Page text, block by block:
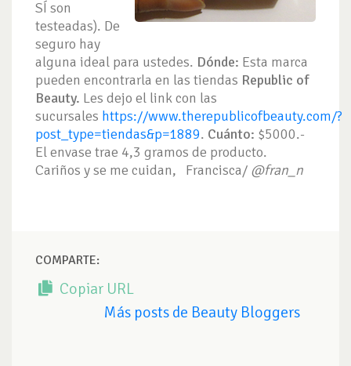
SÍ son
testeadas). De
seguro hay
alguna ideal para ustedes. Dónde: Esta marca
pueden encontrarla en las tiendas Republic of
Beauty. Les dejo el link con las
sucursales https://www.therepublicofbeauty.com/?
post_type=tiendas&p=1889. Cuánto: $5000.-
El envase trae 4,3 gramos de producto.
Cariños y se me cuidan, Francisca/ @fran_n
COMPARTE:
Copiar URL
Más posts de Beauty Bloggers